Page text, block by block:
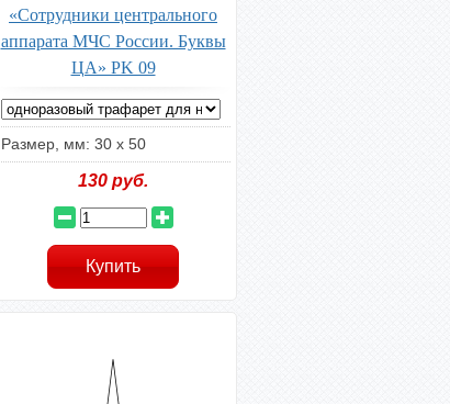
«Сотрудники центрального
аппарата МЧС России. Буквы
ЦА» PK 09
Размер, мм: 30 x 50
130 руб.